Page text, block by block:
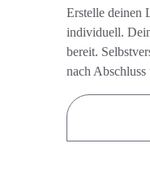
Erstelle deinen
individuell.
bereit.
nach